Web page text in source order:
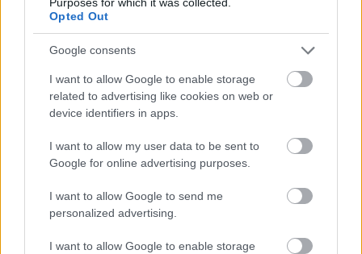
Opted Out
Google consents
I want to allow Google to enable storage
related to advertising like cookies on web or
device identifiers in apps.
I want to allow my user data to be sent to
Google for online advertising purposes.
I want to allow Google to send me
personalized advertising.
I want to allow Google to enable storage